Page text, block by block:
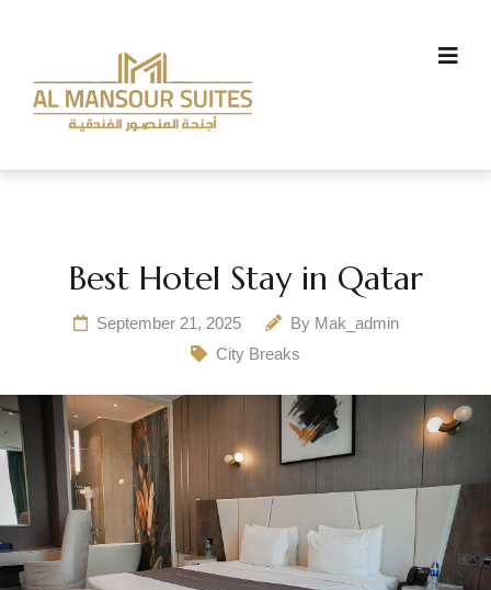
Best Hotel Stay in Qatar
September 21, 2025 By Mak_admin
City Breaks